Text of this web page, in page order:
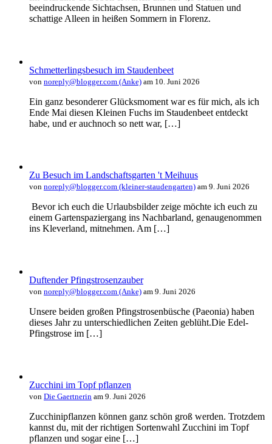
beeindruckende Sichtachsen, Brunnen und Statuen und
schattige Alleen in heißen Sommern in Florenz.
Schmetterlingsbesuch im Staudenbeet
von noreply@blogger.com (Anke) am 10. Juni 2026
Ein ganz besonderer Glücksmoment war es für mich, als ich
Ende Mai diesen Kleinen Fuchs im Staudenbeet entdeckt
habe, und er auchnoch so nett war, […]
Zu Besuch im Landschaftsgarten 't Meihuus
von noreply@blogger.com (kleiner-staudengarten) am 9. Juni 2026
Bevor ich euch die Urlaubsbilder zeige möchte ich euch zu
einem Gartenspaziergang ins Nachbarland, genaugenommen
ins Kleverland, mitnehmen. Am […]
Duftender Pfingstrosenzauber
von noreply@blogger.com (Anke) am 9. Juni 2026
Unsere beiden großen Pfingstrosenbüsche (Paeonia) haben
dieses Jahr zu unterschiedlichen Zeiten geblüht.Die Edel-
Pfingstrose im […]
Zucchini im Topf pflanzen
von Die Gaertnerin am 9. Juni 2026
Zucchinipflanzen können ganz schön groß werden. Trotzdem
kannst du, mit der richtigen Sortenwahl Zucchini im Topf
pflanzen und sogar eine […]